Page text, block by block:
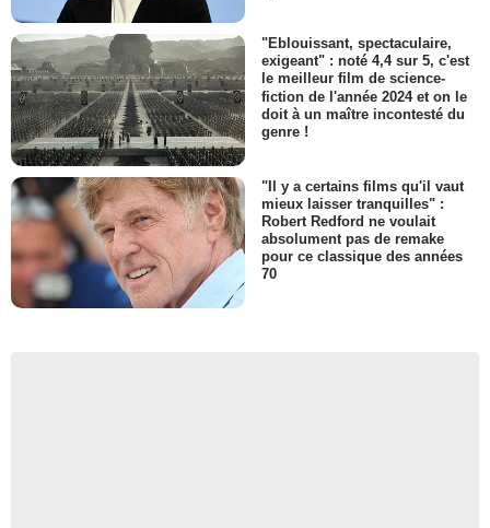
"Eblouissant, spectaculaire,
exigeant" : noté 4,4 sur 5, c'est
le meilleur film de science-
fiction de l'année 2024 et on le
doit à un maître incontesté du
genre !
"Il y a certains films qu'il vaut
mieux laisser tranquilles" :
Robert Redford ne voulait
absolument pas de remake
pour ce classique des années
70